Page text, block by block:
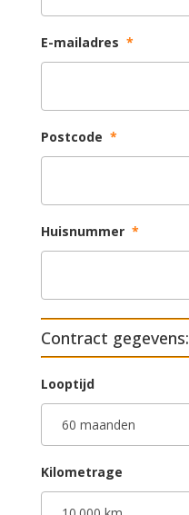
E-mailadres *
Postcode *
Huisnummer *
Contract gegevens:
Looptijd
Kilometrage